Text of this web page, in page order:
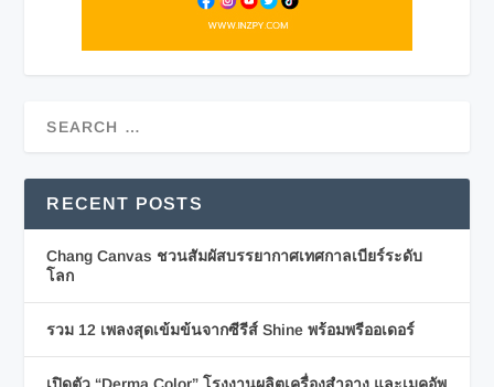
RECENT POSTS
Chang Canvas ชวนสัมผัสบรรยากาศเทศกาลเบียร์ระดับ
โลก
รวม 12 เพลงสุดเข้มข้นจากซีรีส์ Shine พร้อมพรีออเดอร์
เปิดตัว “Derma Color” โรงงานผลิตเครื่องสำอาง และเมคอัพ